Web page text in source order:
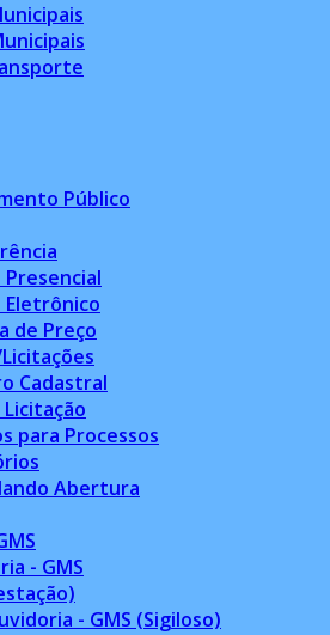
Público
Presencial
Eletrônico
de Preço
Cadastral
Licitação
para Processos
Abertura
- GMS
- GMS (Sigiloso)